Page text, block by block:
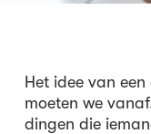
Het idee van
moeten we
dingen die